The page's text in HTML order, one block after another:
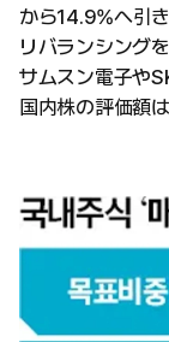
から14.9%へ引き
リバランシング
サムスン電子や
国内株の評価額